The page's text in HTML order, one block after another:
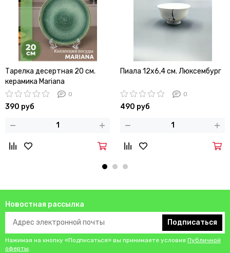
Тарелка десертная 20 см.
керамика Mariana
0
390 руб
Пиала 12х6,4 см. Люксембург
0
490 руб
Новостная рассылка
Подписаться
Нажимая на кнопку «Подписаться» вы принимаете условия Публичной
оферты.